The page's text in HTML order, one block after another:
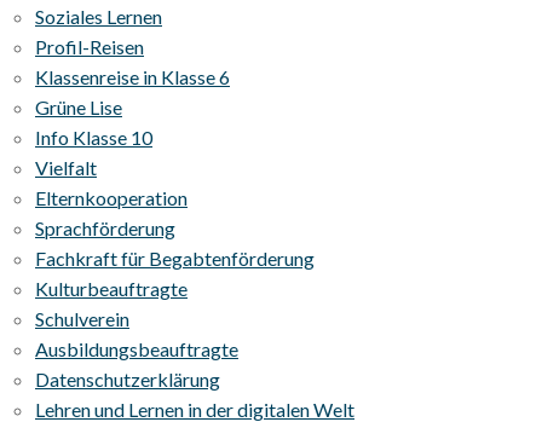
Soziales Lernen
Profil-Reisen
Klassenreise in Klasse 6
Grüne Lise
Info Klasse 10
Vielfalt
Elternkooperation
Sprachförderung
Fachkraft für Begabtenförderung
Kulturbeauftragte
Schulverein
Ausbildungsbeauftragte
Datenschutzerklärung
Lehren und Lernen in der digitalen Welt